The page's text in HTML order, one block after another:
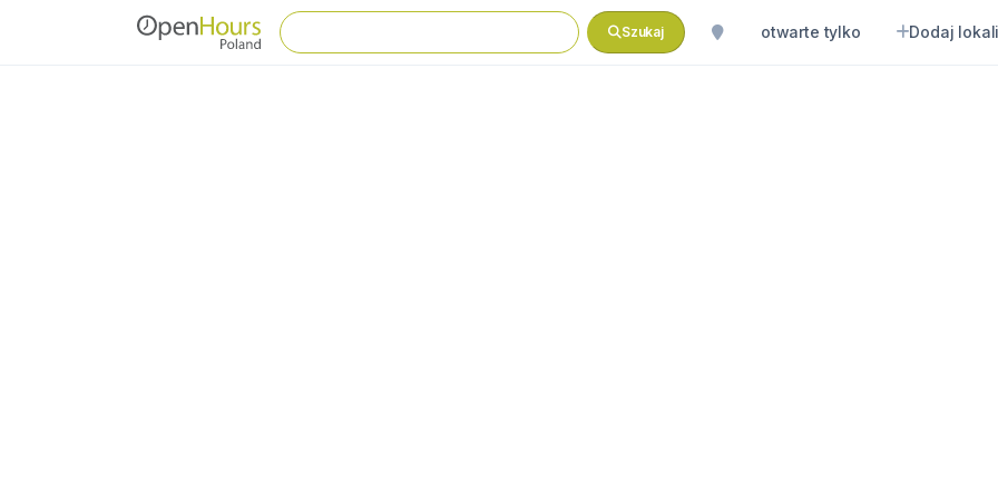
Szukaj otwarte tylko Dodaj